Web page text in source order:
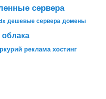
сервера
дешевые сервера домены
облака
реклама хостинг